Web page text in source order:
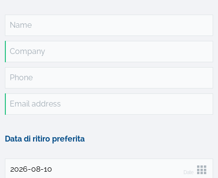
Name
Company
Phone
Email address
Data di ritiro preferita
Date